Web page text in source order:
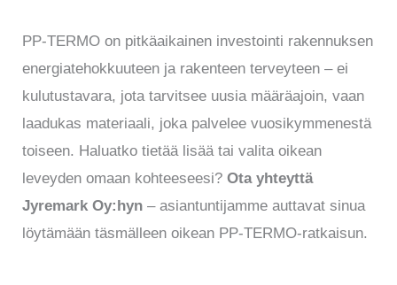
PP-TERMO on pitkäaikainen investointi rakennuksen
energiatehokkuuteen ja rakenteen terveyteen – ei
kulutustavara, jota tarvitsee uusia määräajoin, vaan
laadukas materiaali, joka palvelee vuosikymmenestä
toiseen. Haluatko tietää lisää tai valita oikean
leveyden omaan kohteeseesi?Ota yhteyttä
Jyremark Oy:hyn – asiantuntijamme auttavat sinua
löytämään täsmälleen oikean PP-TERMO-ratkaisun.